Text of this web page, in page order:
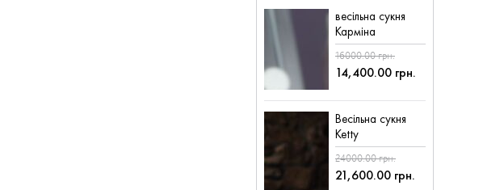
весільна сукня
Карміна
16000.00 грн.
14,400.00 грн.
Весільна сукня
Ketty
24000.00 грн.
21,600.00 грн.